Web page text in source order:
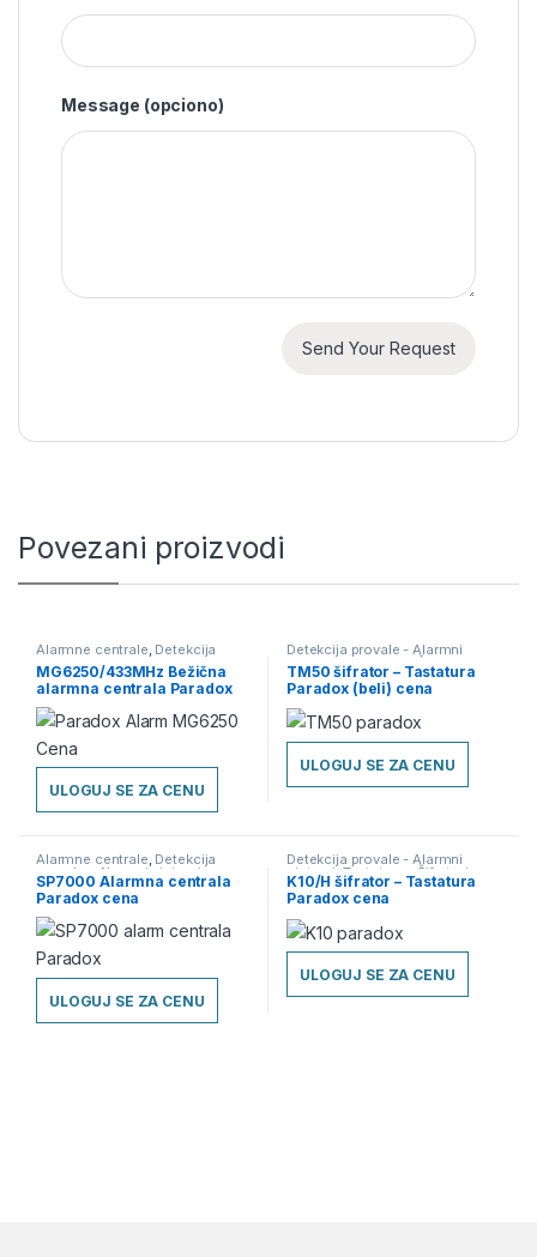
Message (opciono)
Povezani proizvodi
Alarmne centrale Detekcija
provale - Alarmni sistemi
MG6250/433MHz Bežična
alarmna centrala Paradox
cena
ULOGUJ SE ZA CENU
Detekcija provale - Alarmni
sistemi,Tastature - Šifratori
TM50 šifrator – Tastatura
Paradox (beli) cena
ULOGUJ SE ZA CENU
Alarmne centrale, Detekcija
provale - Alarmni sistemi
SP7000 Alarmna centrala
Paradox cena
ULOGUJ SE ZA CENU
Detekcija provale - Alarmni
sistemi,Tastature - Šifratori
K10/H šifrator – Tastatura
Paradox cena
ULOGUJ SE ZA CENU